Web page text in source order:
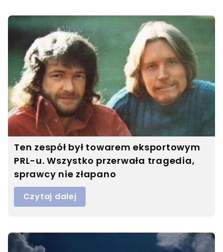
Ten zespół był towarem eksportowym
PRL-u. Wszystko przerwała tragedia,
sprawcy nie złapano
Czytaj dalej